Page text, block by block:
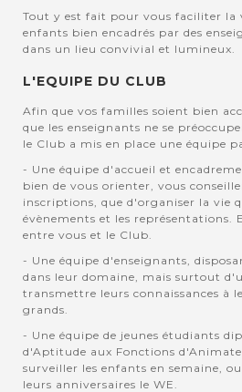
Tout y est fait pour vous faciliter la
enfants bien encadrés par des
dans un lieu convivial et lumineux.
L'EQUIPE DU CLUB
Afin que vos familles soient bien
que les enseignants ne se
le Club a mis en place une équipe
- Une équipe d'accueil et
bien de vous orienter, vous
inscriptions, que d'organiser la vie
évènements et les représentations.
entre vous et le Club.
- Une équipe d'enseignants,
dans leur domaine, mais surtout
transmettre leurs connaissances à
grands.
- Une équipe de jeunes étudiants
d'Aptitude aux Fonctions
surveiller les enfants en semaine,
leurs anniversaires le WE.